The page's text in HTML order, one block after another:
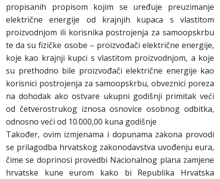
propisanih propisom kojim se uređuje preuzimanje
električne energije od krajnjih kupaca s vlastitom
proizvodnjom ili korisnika postrojenja za samoopskrbu
te da su fizičke osobe – proizvođači električne energije,
koje kao krajnji kupci s vlastitom proizvodnjom, a koje
su prethodno bile proizvođači električne energije kao
korisnici postrojenja za samoopskrbu, obveznici poreza
na dohodak ako ostvare ukupni godišnji primitak veći
od četverostrukog iznosa osnovice osobnog odbitka,
odnosno veći od 10.000,00 kuna godišnje
Također, ovim izmjenama i dopunama zakona provodi
se prilagodba hrvatskog zakonodavstva uvođenju eura,
čime se doprinosi provedbi Nacionalnog plana zamjene
hrvatske kune eurom kako bi Republika Hrvatska